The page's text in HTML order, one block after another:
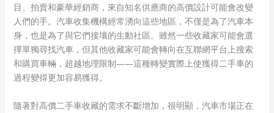
目、拍賣和豪華經銷商，來自知名供應商的高價設計可能會改變
人們的手。汽車收集機構經常湧向這些地區，不僅是為了汽車本
身，也是為了與它們接壤的生動社區。雖然一些收藏家可能會選
擇單獨尋找汽車，但其他收藏家可能會轉向在互聯網平台上搜索
和購買車輛，超越地理限制——這種轉變實際上使獲得二手車的
過程變得更加容易獲得。
隨著對高價二手車收藏的需求不斷增加，很明顯，汽車市場正在